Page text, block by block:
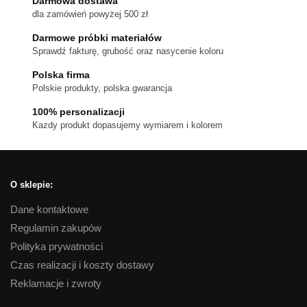
Opcje
można
wybrać
stronie
dla zamówień powyżej 500 zł
Darmowe próbki materiałów
Sprawdź fakturę, grubość oraz nasycenie koloru
Polska firma
Polskie produkty, polska gwarancja
100% personalizacji
Kazdy produkt dopasujemy wymiarem i kolorem
O sklepie:
Dane kontaktowe
Regulamin zakupów
Polityka prywatności
Czas realizacji i koszty dostawy
Reklamacje i zwroty